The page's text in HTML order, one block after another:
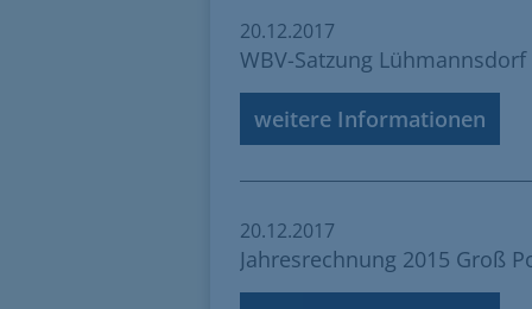
20.12.2017
WBV-Satzung
weitere Informationen
20.12.2017
Jahresrechnung 2015 Groß